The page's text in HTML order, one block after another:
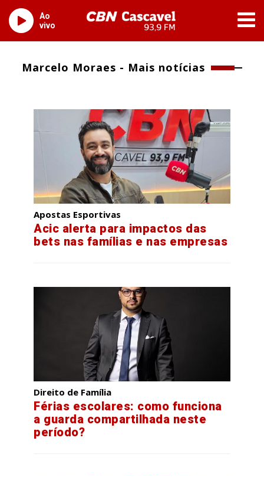
Ao
vivo
Marcelo Moraes - Mais notícias
Apostas Esportivas
Acic alerta para impactos das
bets nas famílias e nas empresas
Direito de Família
Férias escolares: como funciona
a guarda compartilhada neste
período?